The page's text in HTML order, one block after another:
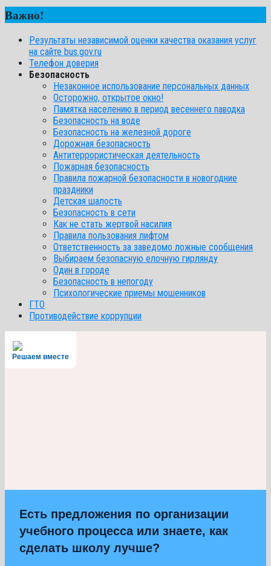
Важно!
Результаты независимой оценки качества оказания услуг
на сайте bus.gov.ru
Телефон доверия
Безопасность
Незаконное использование персональных данных
Осторожно, открытое окно!
Памятка населению в период весеннего паводка
Безопасность на воде
Безопасность на железной дороге
Дорожная безопасность
Антитеррористическая деятельность
Пожарная безопасность
Правила пожарной безопасности в новогодние
праздники
Детская шалость
Безопасность в сети
Как не стать жертвой насилия
Правила пользования лифтом
Ответственность за заведомо ложные сообщения
Выбираем безопасную елочную гирлянду
Один в городе
Безопасность в непогоду
Психологические приемы мошенников
ГТО
Противодействие коррупции
Решаем вместе
Есть предложения по организации
учебного процесса или знаете, как
сделать школу лучше?